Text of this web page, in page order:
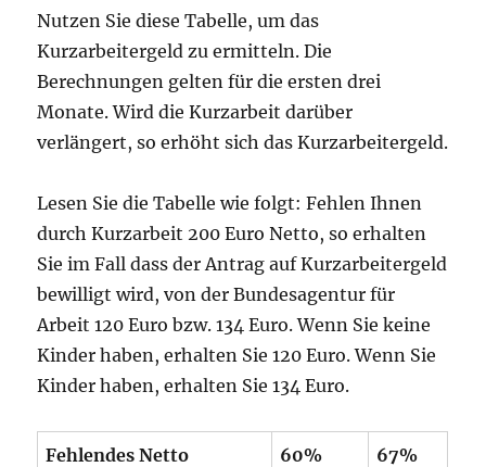
Nutzen Sie diese Tabelle, um das
Kurzarbeitergeld zu ermitteln. Die
Berechnungen gelten für die ersten drei
Monate. Wird die Kurzarbeit darüber
verlängert, so erhöht sich das Kurzarbeitergeld.
Lesen Sie die Tabelle wie folgt: Fehlen Ihnen
durch Kurzarbeit 200 Euro Netto, so erhalten
Sie im Fall dass der Antrag auf Kurzarbeitergeld
bewilligt wird, von der Bundesagentur für
Arbeit 120 Euro bzw. 134 Euro. Wenn Sie keine
Kinder haben, erhalten Sie 120 Euro. Wenn Sie
Kinder haben, erhalten Sie 134 Euro.
Fehlendes Netto 60% 67%